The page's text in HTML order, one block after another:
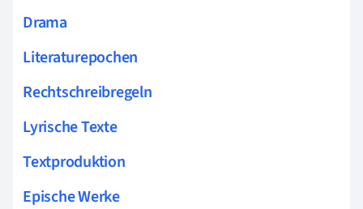
Drama
Literaturepochen
Rechtschreibregeln
Lyrische Texte
Textproduktion
Epische Werke